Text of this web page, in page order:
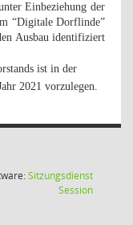
Einbeziehung der
“Digitale Dorflinde”
Ausbau identifiziert
ist in der
2021 vorzulegen.
Sitzungsdienst
Session(Wird in